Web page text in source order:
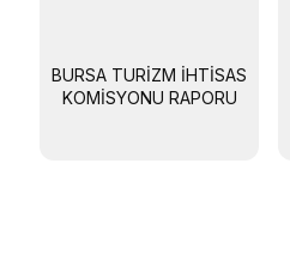
BURSA TURIZM İHTISAS
KOMISYONU RAPORU